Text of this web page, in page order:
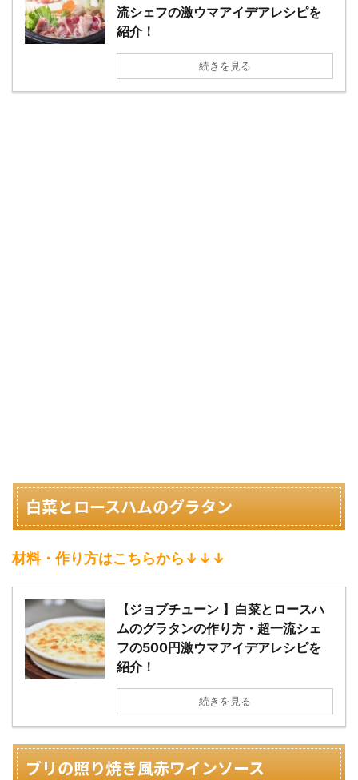
流シェフの激ウマアイデアレシピを
紹介！
続きを見る
白菜とロースハムのグラタン
材料・作り方はこちらから↓↓↓
【ジョブチューン 】白菜とロースハ
ムのグラタンの作り方・超一流シェ
フの500円激ウマアイデアレシピを
紹介！
続きを見る
ブリの照り焼き風赤ワインソース